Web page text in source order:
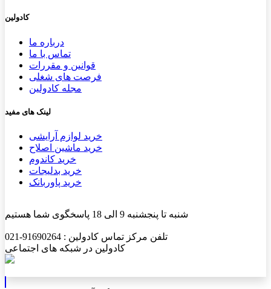
کادولین
درباره ما
تماس با ما
قوانین و مقررات
فرصت های شغلی
مجله کادولین
لینک های مفید
خرید لوازم آرایشی
خرید ماشین اصلاح
خرید کاندوم
خرید بدلیجات
خرید پاوربانک
شنبه تا پنجشنبه 9 الی 18 پاسخگوی شما هستیم
تلفن مرکز تماس کادولین : 91690264-021
کادولین در شبکه های اجتماعی